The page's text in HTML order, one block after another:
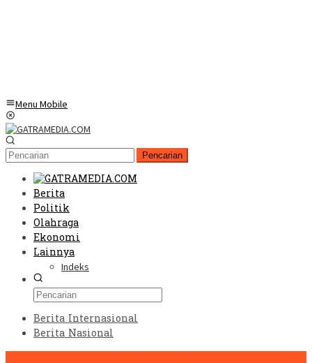
Menu Mobile
Pencarian
Berita
Politik
Olahraga
Ekonomi
Lainnya
Indeks
Berita Internasional
Berita Nasional